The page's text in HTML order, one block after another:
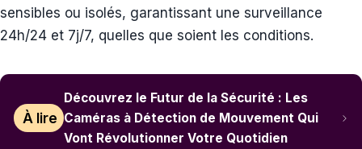
sensibles ou isolés, garantissant une surveillance
24h/24 et 7j/7, quelles que soient les conditions.
À lire
Découvrez le Futur de la Sécurité : Les
Caméras à Détection de Mouvement Qui
Vont Révolutionner Votre Quotidien